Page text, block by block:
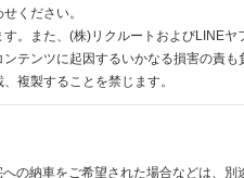
ください。
。また、(株)リクルートおよびLINEヤ
テンツに起因するいかなる損害の責も
複製することを禁じます。
の納車をご希望された場合などは、別